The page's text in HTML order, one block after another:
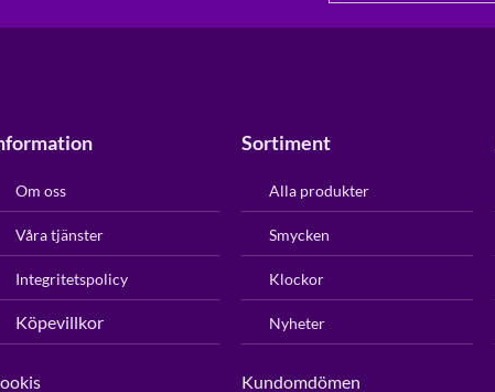
Om oss
Våra tjänster
Integritetspolicy
Köpevillkor
Sortiment
Alla produkter
Smycken
Klockor
Nyheter
Kundomdömen